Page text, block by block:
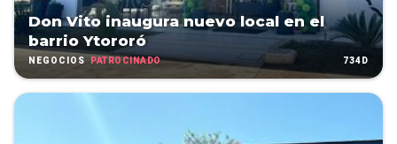
Don Vito inaugura nuevo local en el
barrio Ytororó
NEGOCIOS PATROCINADO 734D